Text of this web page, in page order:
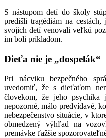
S nástupom detí do školy
predišli tragédiám na
svojich detí venovali veľkú
im boli príkladom.
Dieťa nie je „dospelák“
Pri nácviku bezpečného
uvedomiť, že s dieťaťom
človekom, že jeho
nepozorné, málo predvídavé,
nebezpečenstvo situácie, v
obmedzený výhľad na
premávke ťažšie